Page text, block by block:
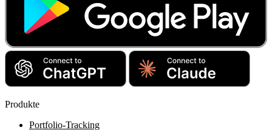
Produkte
Portfolio-Tracking